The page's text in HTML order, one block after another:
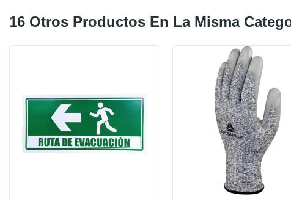
16 Otros Productos En La Misma